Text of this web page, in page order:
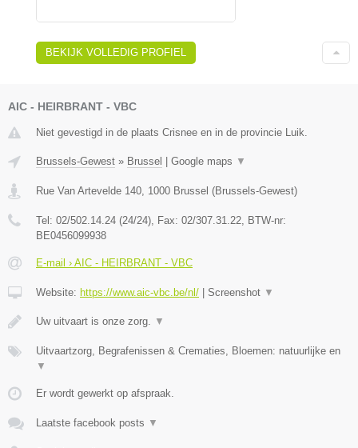
BEKIJK VOLLEDIG PROFIEL
AIC - HEIRBRANT - VBC
Niet gevestigd in de plaats Crisnee en in de provincie Luik.
Brussels-Gewest » Brussel Google maps ▼
Rue Van Artevelde 140, 1000 Brussel (Brussels-Gewest)
Tel: 02/502.14.24 (24/24), Fax: 02/307.31.22, BTW-nr:
BE0456099938
E-mail › AIC - HEIRBRANT - VBC
Website: https://www.aic-vbc.be/nl/ Screenshot ▼
Uw uitvaart is onze zorg. ▼
Uitvaartzorg, Begrafenissen & Crematies, Bloemen: natuurlijke en
▼
Er wordt gewerkt op afspraak.
Laatste facebook posts ▼